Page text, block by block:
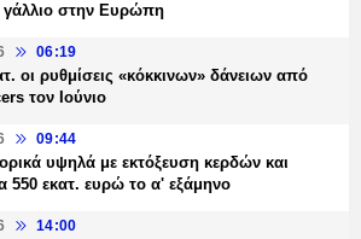
γάλλιο στην Ευρώπη
06:19
οι ρυθμίσεις «κόκκινων» δάνειων από
τον Ιούνιο
09:44
υψηλά με εκτόξευση κερδών και
550 εκατ. ευρώ το α' εξάμηνο
14:00